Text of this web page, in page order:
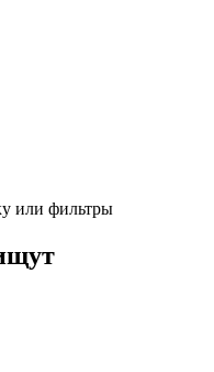
или фильтры